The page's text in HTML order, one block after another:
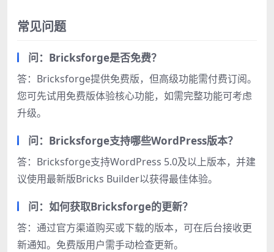
常见问题
问：Bricksforge是否免费？
答：Bricksforge提供免费版，但高级功能需付费订阅。
您可先试用免费版体验核心功能，如需完整功能可考虑
升级。
问：Bricksforge支持哪些WordPress版本？
答：Bricksforge支持WordPress 5.0及以上版本，并建
议使用最新版Bricks Builder以获得最佳体验。
问：如何获取Bricksforge的更新？
答：通过官方渠道购买或下载的版本，可在后台接收更
新通知。免费版用户需手动检查更新。